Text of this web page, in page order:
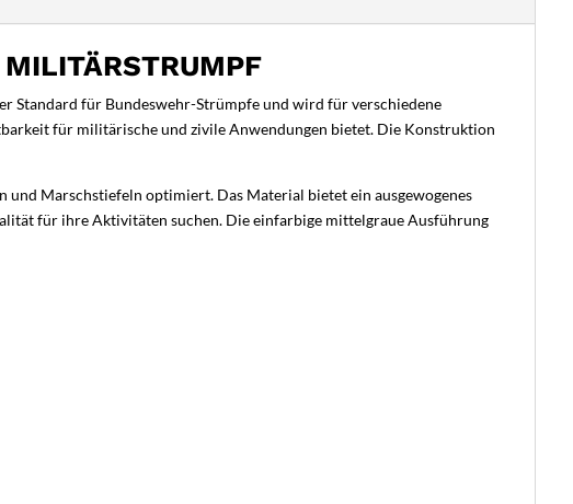
Standard für Bundeswehr-Strümpfe und wird für verschiedene
für militärische und zivile Anwendungen bietet. Die Konstruktion
und Marschstiefeln optimiert. Das Material bietet ein ausgewogenes
für ihre Aktivitäten suchen. Die einfarbige mittelgraue Ausführung